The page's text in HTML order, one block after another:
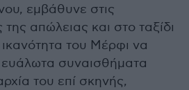
εμβάθυνε στις
απώλειας και στο ταξίδι
του Μέρφι να
ευάλωτα συναισθήματα
του επί σκηνής,